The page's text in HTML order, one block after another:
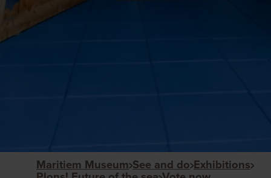
Maritiem Museum See and do Exhibitions